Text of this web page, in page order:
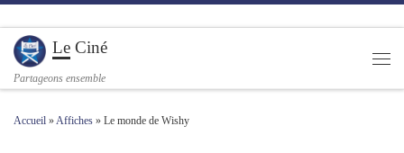
Passer au contenu
Le Ciné
Partageons ensemble
Accueil » Affiches » Le monde de Wishy